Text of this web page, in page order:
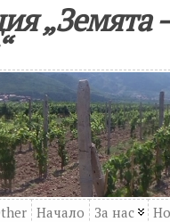
„Земята
Начало За нас